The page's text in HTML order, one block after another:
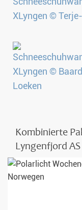
Kombinierte
Lyngenfjord AS